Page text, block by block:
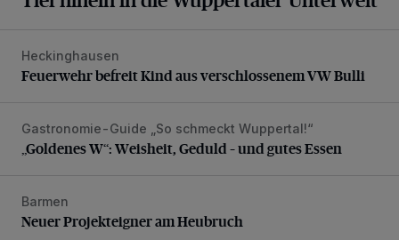
Feuerwehr befreit Kind aus verschlossenem VW Bulli
Heckinghausen
Feuerwehr befreit Kind aus verschlossenem VW Bulli
„Goldenes W“: Weisheit, Geduld – und gutes Essen
Gastronomie-Guide „So schmeckt Wuppertal!“
„Goldenes W“: Weisheit, Geduld – und gutes Essen
Neuer Projekteigner am Heubruch
Barmen
Neuer Projekteigner am Heubruch